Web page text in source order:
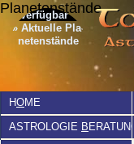
Planetenstände
» Aktuelle Pla­
netenstände
HOME
ASTROLOGIE B ERATUNG